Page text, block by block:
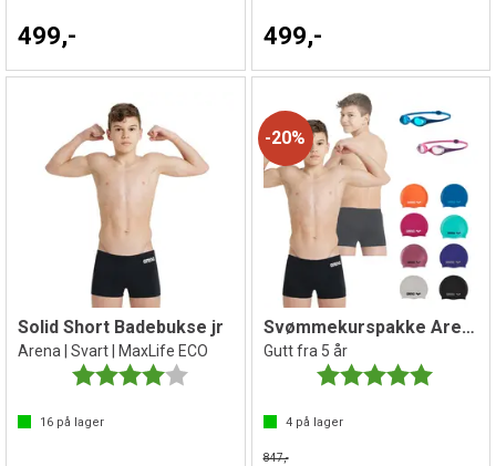
499,- 499,-
Solid Short Badebukse jr
Arena | Svart | MaxLife ECO
Karakter:
4.0 av 5 mulige
16 på lager
20%
Svømmekurspakke Arena
Gutt fra 5 år
Karakter:
4på lager
847,-